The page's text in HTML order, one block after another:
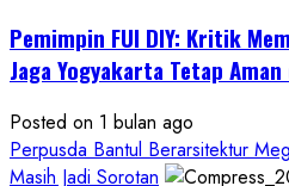
KDMP
Rp1,6
Diduga
Hanya
Separuhnya
Pemimpin FUI DIY: Kritik
Jaga Yogyakarta Tetap
Posted on 1 bulan ago
Perpusda Bantul Berarsitektur
Masih Jadi Sorotan